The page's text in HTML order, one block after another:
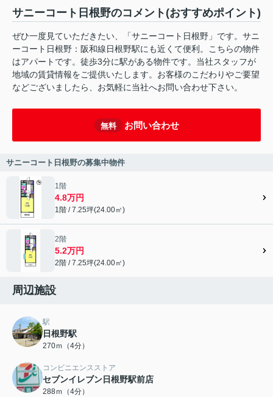
サニーコート日根野のコメント(おすすめポイント)
ぜひ一度見ていただきたい、「サニーコート日根野」です。サニ
ーコート日根野：阪和線日根野駅にも近くて便利。こちらの物件
はアパートです。徒歩3分に駅がある物件です。当社スタッフが
地域の賃貸情報をご提供いたします。お客様のこだわりやご要望
などございましたら、お気軽に当社へお問い合わせ下さい。
無料 お問い合わせ
サニーコート日根野の募集中物件
1階
4.8万円
1階 / 7.25坪(24.00㎡)
2階
5.2万円
2階 / 7.25坪(24.00㎡)
周辺施設
駅
日根野駅
270ｍ（4分）
コンビニエンスストア
セブンイレブン日根野駅前店
288ｍ（4分）